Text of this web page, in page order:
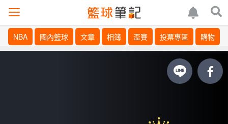
NBA 國內籃球 文章 相簿 盃賽 投票專區 購物